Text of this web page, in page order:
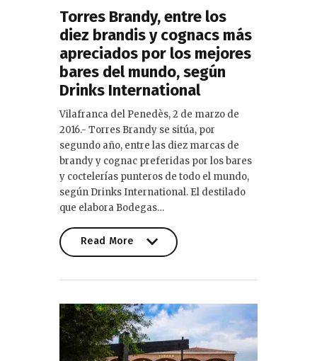
Torres Brandy, entre los
diez brandis y cognacs más
apreciados por los mejores
bares del mundo, según
Drinks International
Vilafranca del Penedès, 2 de marzo de
2016.- Torres Brandy se sitúa, por
segundo año, entre las diez marcas de
brandy y cognac preferidas por los bares
y coctelerías punteros de todo el mundo,
según Drinks International. El destilado
que elabora Bodegas…
Read More